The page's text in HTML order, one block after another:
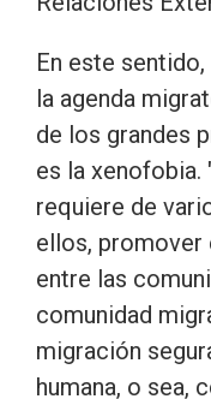
En este
la agenda
de los grandes
es la xenofobia.
requiere de
ellos,
entre las
comunidad
migración
humana, o sea,